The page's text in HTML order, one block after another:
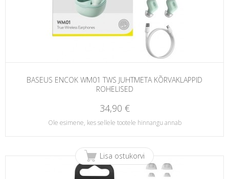
BASEUS ENCOK WM01 TWS JUHTMETA KÕRVAKLAPPID
ROHELISED
34,90 €
Ole esimene, kes sellele tootele hinnangu annab
Lisa ostukorvi